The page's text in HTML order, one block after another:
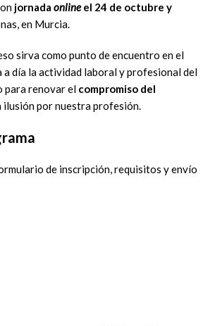
jornada onlineel 24 de octubre y
en Murcia.
sirva como punto de encuentro en el
a día la actividad laboral y profesional del
para renovar el compromiso del
ilusión por nuestra profesión.
de inscripción, requisitos y envío